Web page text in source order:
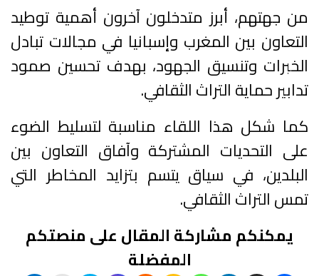
من جهتهم، أبرز متدخلون آخرون أهمية توطيد
التعاون بين المغرب وإسبانيا في مجالات تبادل
الخبرات وتنسيق الجهود، بهدف تحسين صمود
تدابير حماية التراث الثقافي.
كما شكل هذا اللقاء مناسبة لتسليط الضوء
على التحديات المشتركة وآفاق التعاون بين
البلدين، في سياق يتسم بتزايد المخاطر التي
تمس التراث الثقافي.
يمكنكم مشاركة المقال على منصتكم
المفضلة